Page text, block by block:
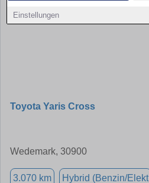
Einstellungen
Toyota Yaris Cross
Wedemark, 30900
3.070 km Hybrid (Benzin/Elekt